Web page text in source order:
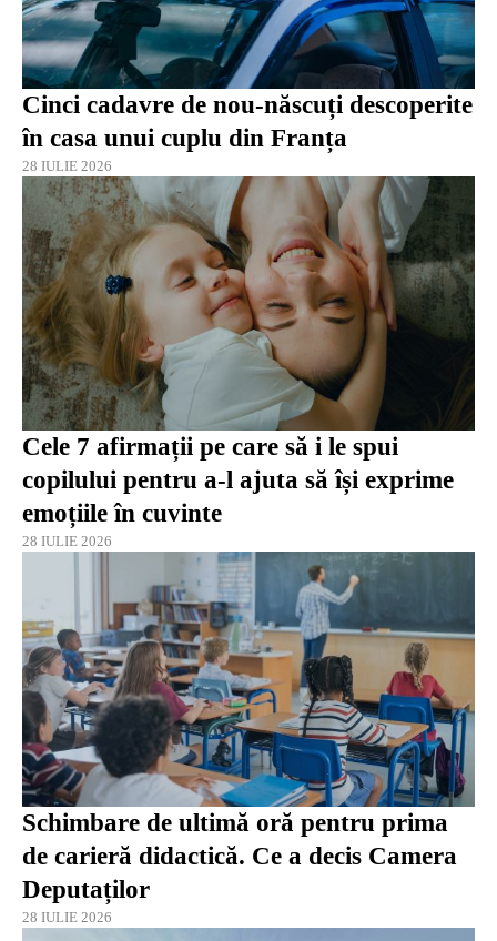
Cinci cadavre de nou-născuți descoperite
în casa unui cuplu din Franța
28 IULIE 2026
Cele 7 afirmații pe care să i le spui
copilului pentru a-l ajuta să își exprime
emoțiile în cuvinte
28 IULIE 2026
Schimbare de ultimă oră pentru prima
de carieră didactică. Ce a decis Camera
Deputaților
28 IULIE 2026